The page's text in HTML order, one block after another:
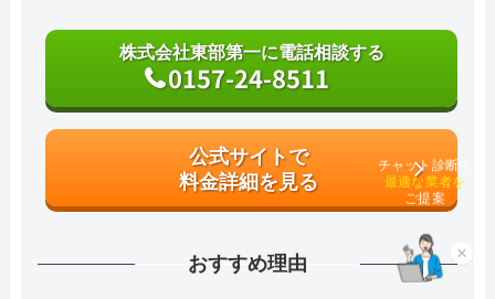
株式会社東部第一に電話相談する
0157-24-8511
公式サイトで
料金詳細を見る
おすすめ理由 ×
チャット診断で
最適な業者を
ご提案